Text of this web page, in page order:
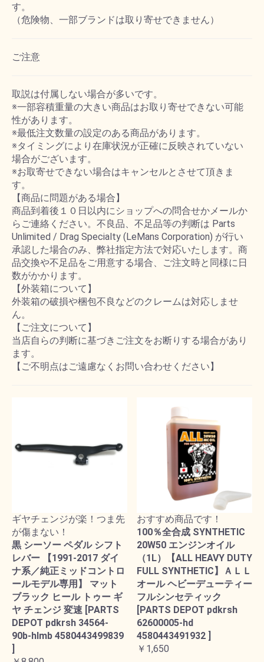
す。
（危険物、一部ブランドは取り寄せできません）
ご注意
取説は付属しない場合が多いです。
※一部容積重量の大きい商品はお取り寄せできない可能
性があります。
※最低注文数量の設定のある商品があります。
※タイミングにより在庫状況が正確に反映されていない
場合がございます。
※お取寄せできない場合はキャンセルとさせて頂きま
す。
【商品に問題がある場合】
商品到着後１０日以内にショップへの問合せかメールか
らご連絡ください。不良品、不足品等の判断は Parts
Unlimited / Drag Specialty (LeMans Corporation) が行い
承認した場合のみ、弊社指定方法で対応いたします。商
品交換や不足品をご用意する場合、ご注文時と同様に日
数がかかります。
【外装箱について】
外装箱の破損や梱包不良などのクレームは対応しませ
ん。
【ご注文について】
当店自らの判断に基づきご注文をお断りする場合があり
ます。
【ご不明点はご遠慮なくお問い合わせください】
ギヤチェンジが楽！つま先
が傷まない！
黒 シーソー ペダル シフト
レバー 【1991-2017 ダイ
ナ系／純正ミッドコントロ
ールモデル専用】 マット
ブラック ヒール トゥー ギ
ヤ チェンジ 変速 [PARTS
DEPOT pdkrsh 34564-
90b-hlmb 4580443499839
]
おすすめ商品です！
100％全合成 SYNTHETIC
20W50 エンジンオイル
（1L）【ALL HEAVY DUTY
FULL SYNTHETIC】ＡＬＬ
オール ヘビーデューティー
フルシンセティック
[PARTS DEPOT pdkrsh
62600005-hd
4580443491932 ]
￥1,650